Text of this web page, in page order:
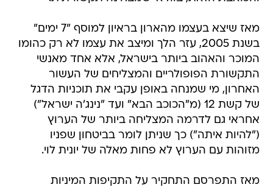
מאז שיצא בעצמו מהארון בראיון למוסף "7 ימים"
בשנת 2005, עזר הלך ומיצב את עצמו לא רק כהומו
המוכר והאהוב ביותר בישראל, אלא אחד מאנשי
התקשורת הפופולריים והמצליחים של העשור
האחרון, מי שמנחה באופן עקבי את תוכניות הדגל
של קשת 12 (מ"הכוכב הבא" ועד "נינג'ה ישראל")
אחראי גם לדרמה המצליחה ביותר של הערוץ
("להיות איתה") כך שניתן לומר בביטחון שפניו
מזוהות עם הערוץ לא פחות מאלה של יונית לוי.
מאז התפרסם התחקיר על התקיפות המיניות